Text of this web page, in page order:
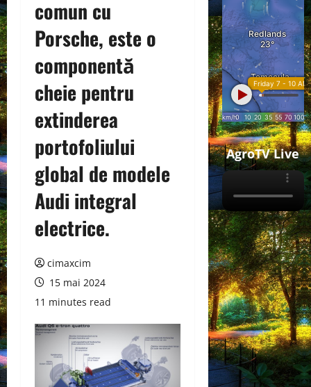
comun cu
Porsche, este o
componentă
cheie pentru
extinderea
portofoliului
global de modele
Audi integral
electrice.
cimaxcim
15 mai 2024
11 minutes read
AgroTV Live